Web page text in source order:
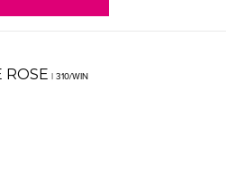
ROSE | 310/WIN